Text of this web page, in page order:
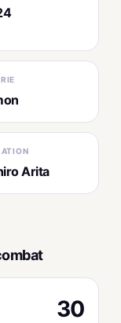
Arita
30